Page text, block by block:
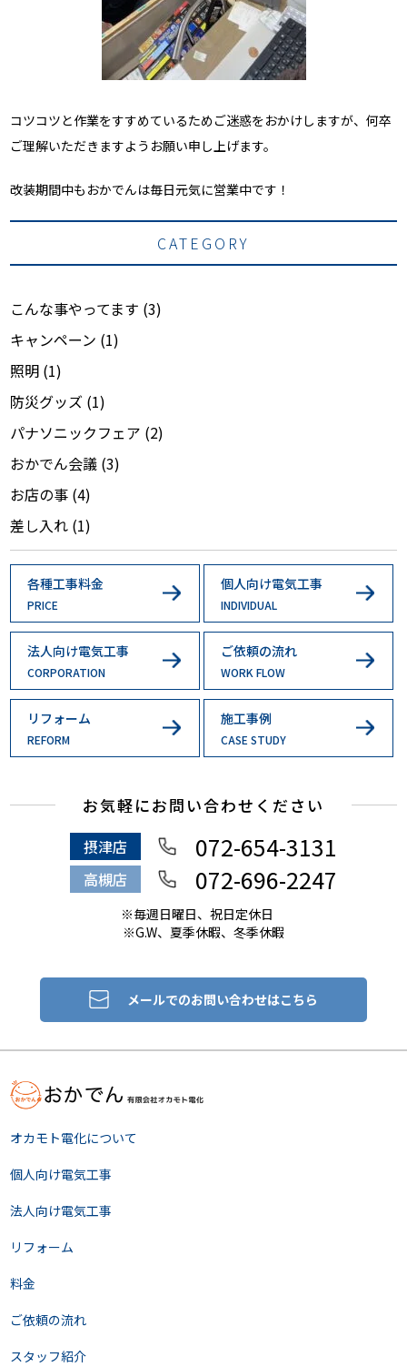
コツコツと作業をすすめているためご迷惑をおかけしますが、何卒
ご理解いただきますようお願い申し上げます。
改装期間中もおかでんは毎日元気に営業中です！
CATEGORY
こんな事やってます (3)
キャンペーン (1)
照明 (1)
防災グッズ (1)
パナソニックフェア (2)
おかでん会議 (3)
お店の事 (4)
差し入れ (1)
各種工事料金
PRICE
個人向け電気工事
INDIVIDUAL
法人向け電気工事
CORPORATION
ご依頼の流れ
WORK FLOW
リフォーム
REFORM
施工事例
CASE STUDY
お気軽にお問い合わせください
摂津店 072-654-3131
高槻店 072-696-2247
※毎週日曜日、祝日定休日
※G.W、夏季休暇、冬季休暇
メールでのお問い合わせはこちら
オカモト電化について
個人向け電気工事
法人向け電気工事
リフォーム
料金
ご依頼の流れ
スタッフ紹介